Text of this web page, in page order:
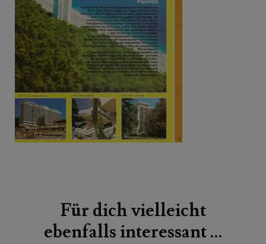
Für dich vielleicht
ebenfalls interessant …